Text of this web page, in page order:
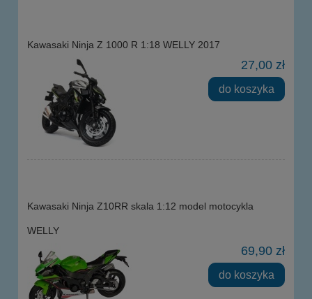
Kawasaki Ninja Z 1000 R 1:18 WELLY 2017
27,00 zł
do koszyka
Kawasaki Ninja Z10RR skala 1:12 model motocykla
WELLY
69,90 zł
do koszyka